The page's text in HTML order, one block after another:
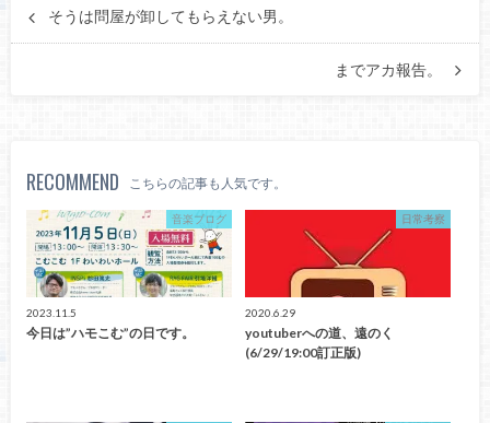
そうは問屋が卸してもらえない男。
までアカ報告。
RECOMMEND こちらの記事も人気です。
音楽ブログ
2023.11.5
今日は”ハモこむ”の日です。
日常考察
2020.6.29
youtuberへの道、遠のく
(6/29/19:00訂正版)